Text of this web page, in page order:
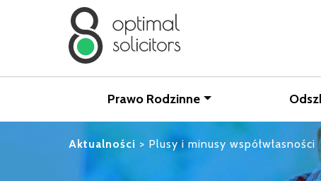
Prawo Rodzinne
Aktualności > Plusy i minusy współwłasności